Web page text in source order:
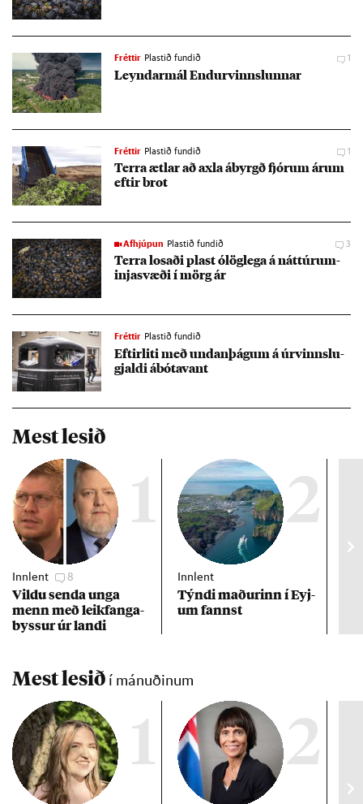
Fréttir Plastið fundið 1
Leynd­ar­mál End­ur­vinnsl­unn­ar
Fréttir Plastið fundið 1
Terra ætl­ar að axla ábyrgð fjór­um ár­um
eft­ir brot
Afhjúpun Plastið fundið 3
Terra los­aði plast ólög­lega á nátt­úru­m­
inja­svæði í mörg ár
Fréttir Plastið fundið
Eft­ir­liti með und­an­þág­um á úr­vinnslu­
gjaldi ábóta­vant
Mest lesið
1
Innlent 8
Vildu senda unga
menn með leik­fanga­
byss­ur úr landi
2
Innlent
Týndi mað­ur­inn í Eyj­
um fannst
Mest lesið í mánuðinum
1 2